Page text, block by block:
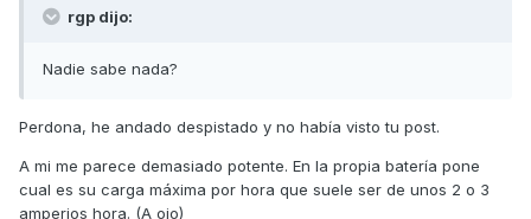
rgp dijo:
Nadie sabe nada?
Perdona, he andado despistado y no había visto tu post.
A mi me parece demasiado potente. En la propia batería pone
cual es su carga máxima por hora que suele ser de unos 2 o 3
amperios hora. (A ojo)